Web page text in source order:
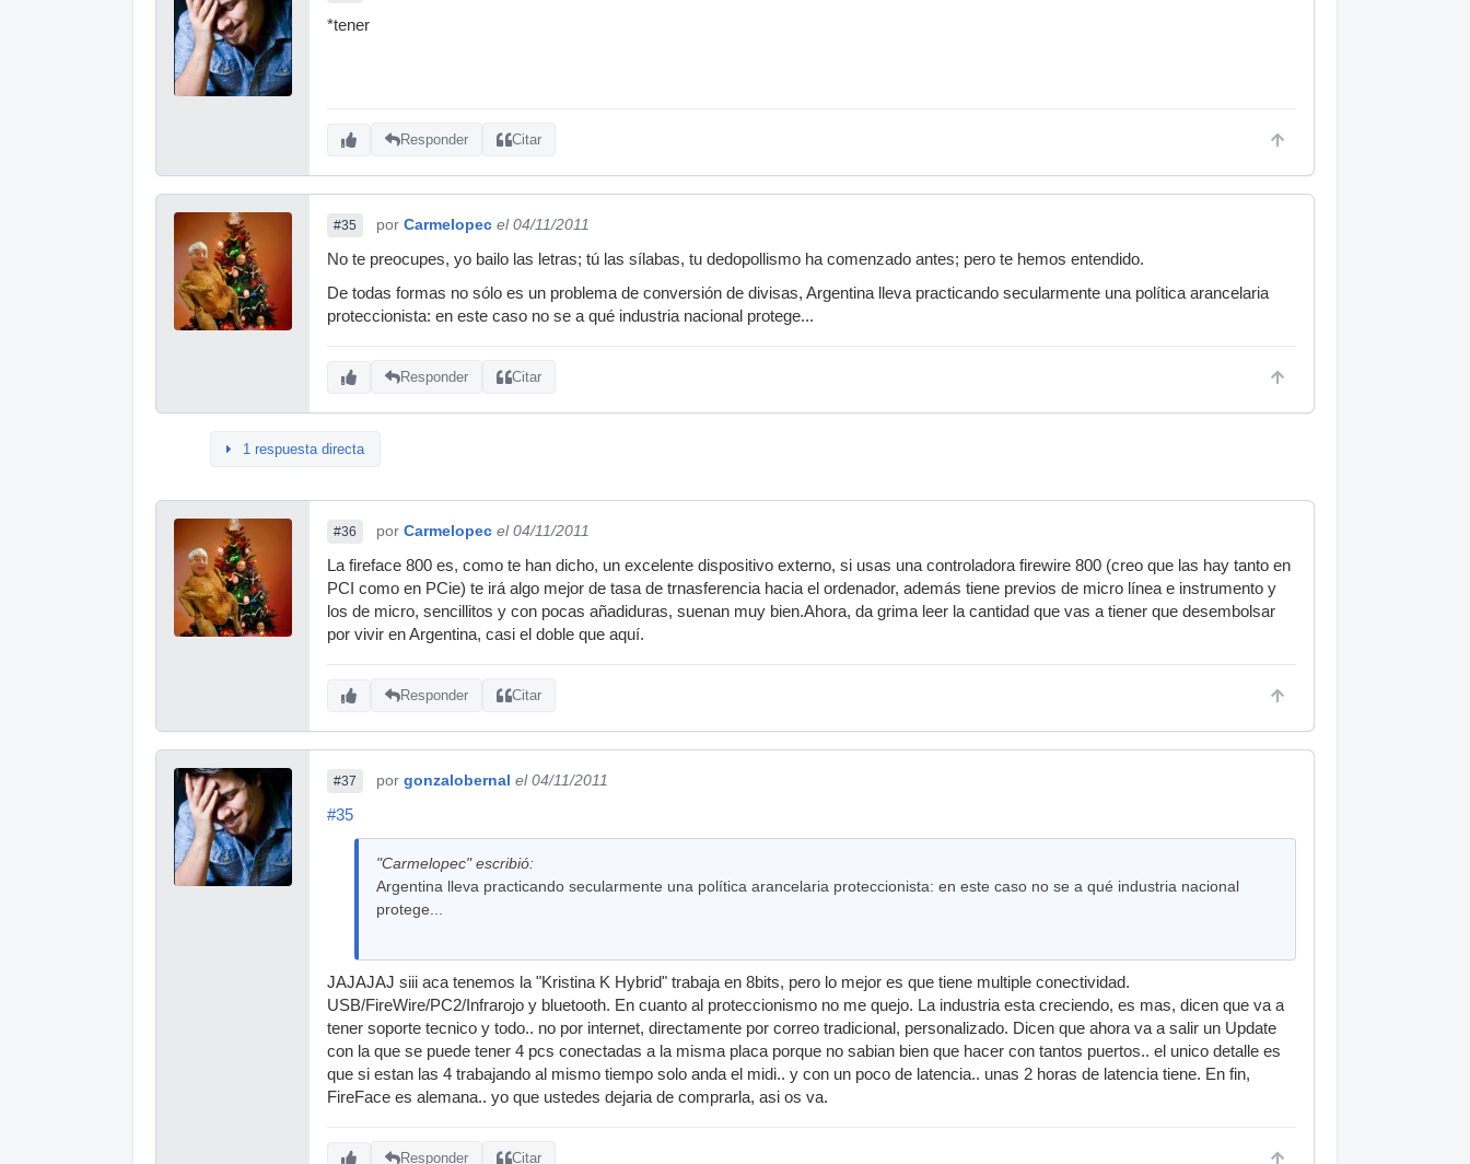
*tener
Responder Citar
#35 por Carmelopec el 04/11/2011
No te preocupes, yo bailo las letras; tú las sílabas, tu dedopollismo ha comenzado antes; pero te hemos entendido.
De todas formas no sólo es un problema de conversión de divisas, Argentina lleva practicando secularmente una política arancelaria
proteccionista: en este caso no se a qué industria nacional protege...
Responder Citar
1 respuesta directa
#36 por Carmelopec el 04/11/2011
La fireface 800 es, como te han dicho, un excelente dispositivo externo, si usas una controladora firewire 800 (creo que las hay tanto en
PCI como en PCie) te irá algo mejor de tasa de trnasferencia hacia el ordenador, además tiene previos de micro línea e instrumento y
los de micro, sencillitos y con pocas añadiduras, suenan muy bien.Ahora, da grima leer la cantidad que vas a tiener que desembolsar
por vivir en Argentina, casi el doble que aquí.
Responder Citar
#37 por gonzalobernal el 04/11/2011
#35
"Carmelopec" escribió:
Argentina lleva practicando secularmente una política arancelaria proteccionista: en este caso no se a qué industria nacional
protege...
JAJAJAJ siii aca tenemos la "Kristina K Hybrid" trabaja en 8bits, pero lo mejor es que tiene multiple conectividad.
USB/FireWire/PC2/Infrarojo y bluetooth. En cuanto al proteccionismo no me quejo. La industria esta creciendo, es mas, dicen que va a
tener soporte tecnico y todo.. no por internet, directamente por correo tradicional, personalizado. Dicen que ahora va a salir un Update
con la que se puede tener 4 pcs conectadas a la misma placa porque no sabian bien que hacer con tantos puertos.. el unico detalle es
que si estan las 4 trabajando al mismo tiempo solo anda el midi.. y con un poco de latencia.. unas 2 horas de latencia tiene. En fin,
FireFace es alemana.. yo que ustedes dejaria de comprarla, asi os va.
Responder Citar